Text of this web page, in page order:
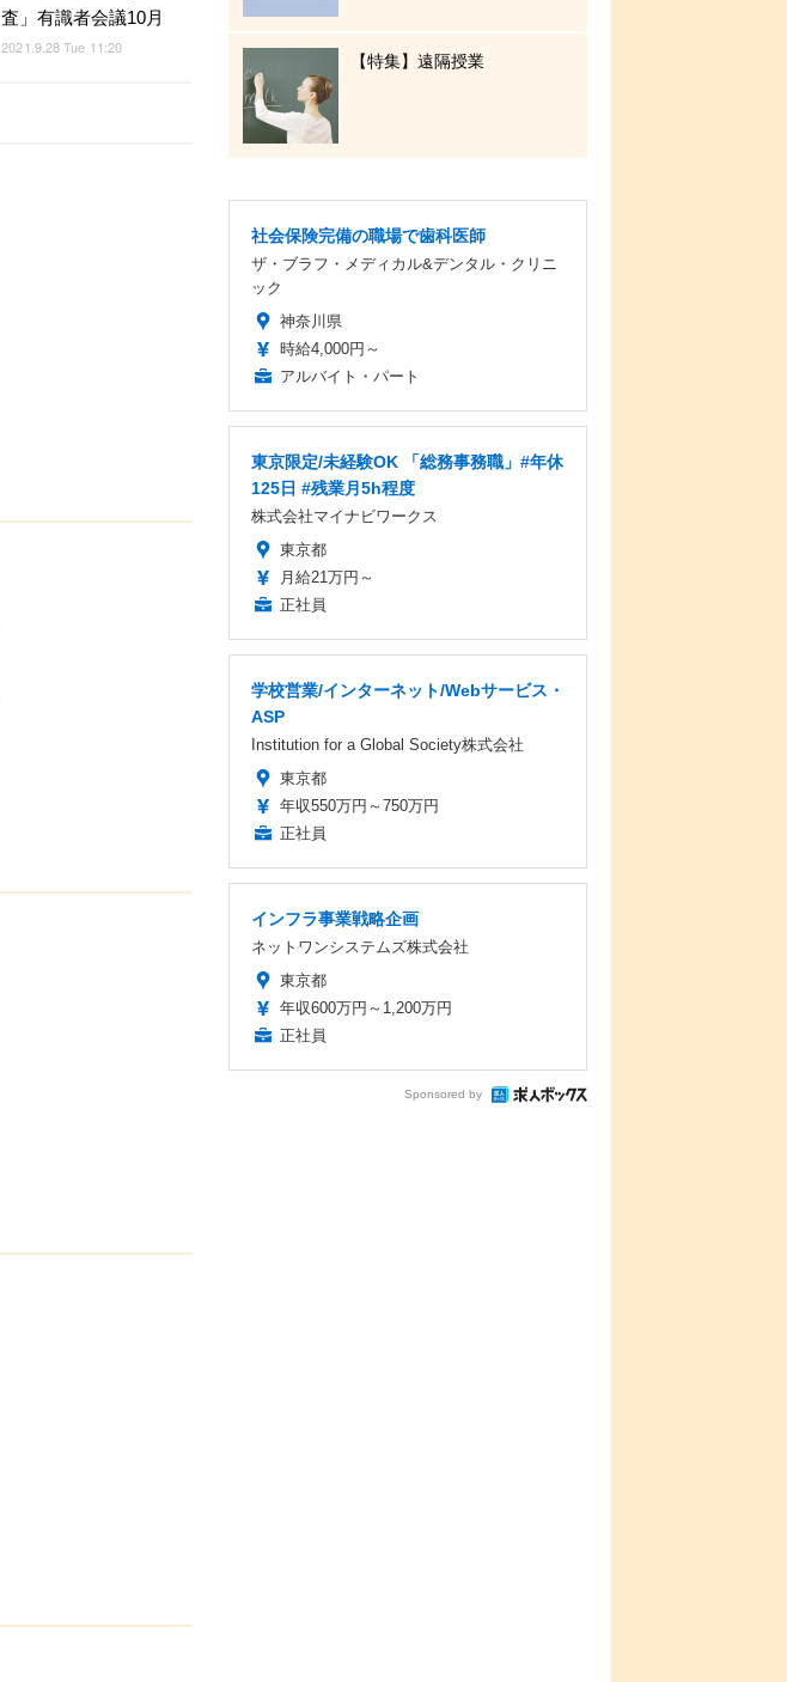
査」有識者会議10月
2021.9.28 Tue 11:20
【特集】遠隔授業
社会保険完備の職場で歯科医師
ザ・ブラフ・メディカル&デンタル・クリニ
ック
神奈川県
時給4,000円～
アルバイト・パート
東京限定/未経験OK 「総務事務職」#年休
125日 #残業月5h程度
株式会社マイナビワークス
東京都
月給21万円～
正社員
学校営業/インターネット/Webサービス・
ASP
Institution for a Global Society株式会社
東京都
年収550万円～750万円
正社員
インフラ事業戦略企画
ネットワンシステムズ株式会社
東京都
年収600万円～1,200万円
正社員
Sponsored by